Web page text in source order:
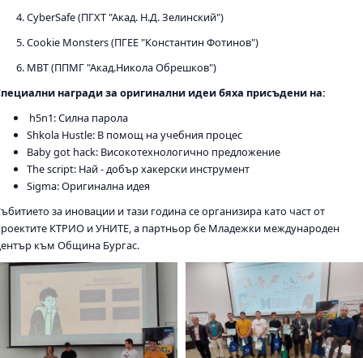
CyberSafe (ПГХТ "Акад. Н.Д. Зелинский")
Cookie Monsters (ПГЕЕ "Константин Фотинов")
MBT (ППМГ "Акад.Никола Обрешков")
награди за оригинални идеи бяха присъдени на:
h5n1: Силна парола
Shkola Hustle: В помощ на учебния процес
Baby got hack: Високотехнологично предложение
The script: Най - добър хакерски инструмент
Sigma: Оригинална идея
за иновации и тази година се организира като част от
КТРИО и УНИТЕ, а партньор бе Младежки международен
към Община Бургас.